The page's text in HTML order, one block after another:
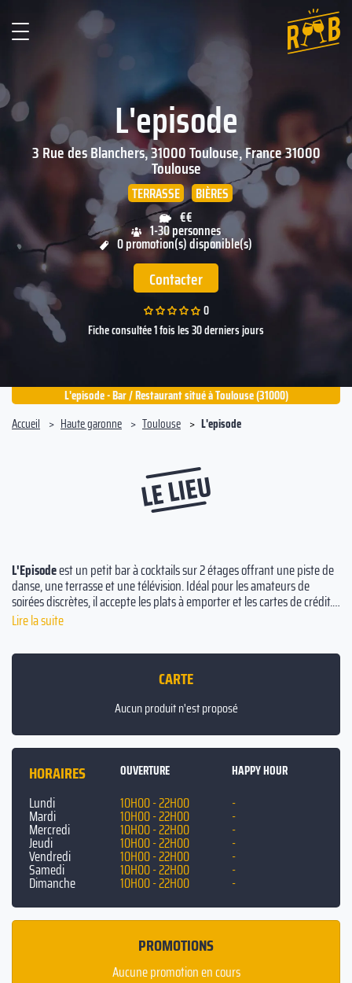
L'episode
3 Rue des Blanchers, 31000 Toulouse, France31000
Toulouse
TERRASSE
BIÈRES
€€
1-30 personnes
0 promotion(s) disponible(s)
Contacter
0
Fiche consultée 1 fois les 30 derniers jours
L'episode - Bar / Restaurant situé à Toulouse (31000)
Accueil
Haute garonne Toulouse L'episode
LE LIEU
L'Episodeest un petit bar à cocktails sur 2 étages offrant une piste de
danse, une terrasse et une télévision. Idéal pour les amateurs de
soirées discrètes, il accepte les plats à emporter et les cartes de crédit.
En plus des concerts et mix DJ, vous pourrez déguster des pizzas, des
Lire la suite
CARTE
Aucun produit n'est proposé
HORAIRES OUVERTURE HAPPY HOUR
Lundi 10H00 - 22H00 -
Mardi 10H00 - 22H00 -
Mercredi 10H00 - 22H00 -
Jeudi 10H00 - 22H00 -
Vendredi 10H00 - 22H00 -
Samedi 10H00 - 22H00 -
Dimanche 10H00 - 22H00 -
PROMOTIONS
Aucune promotion en cours